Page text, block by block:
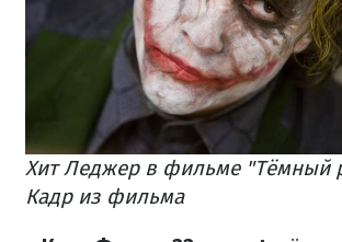
Хит Леджер в фильме "Тёмный
Кадр из фильма